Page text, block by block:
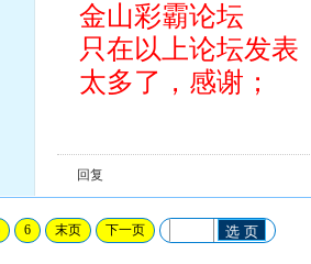
金山彩霸论坛
只在以上论坛发
太多了，感谢；
回复
6 末页 下一页 选 页